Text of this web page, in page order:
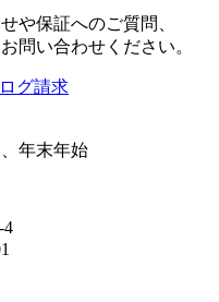
や保証へのご質問、
問い合わせください。
グ請求
年末年始
4